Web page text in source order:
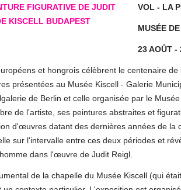
VOL - LA
MUSÉE
23 AOÛT -
et hongrois célèbrent le centenaire
présentées au Musée Kiscell - Galerie
de Berlin et celle organisée par le
de l'artiste, ses peintures abstraites et
d'œuvres datant des dernières années de la
sur l'intervalle entre ces deux périodes et
dans l'œuvre de Judit Reigl.
de la chapelle du Musée Kiscell (qui